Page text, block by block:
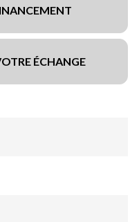
ÉCHANGE